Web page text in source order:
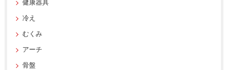
健康器具
冷え
むくみ
アーチ
骨盤